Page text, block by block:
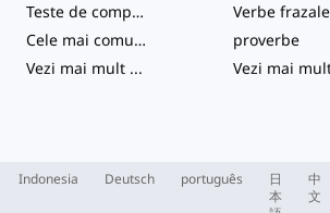
Teste de competență
Cele mai comune
Vezi mai mult...
Verbe frazale
proverbe
Vezi mai
Indonesia Deutsch português
日
本
中
文